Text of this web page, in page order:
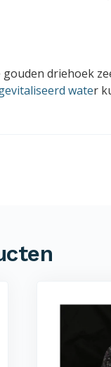
driehoek
water